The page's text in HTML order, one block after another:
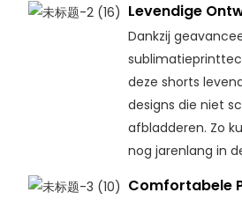
Levendige
Dankzij
deze shorts
designs die niet
afbladderen. Zo
nog jarenlang in
Comfortabele